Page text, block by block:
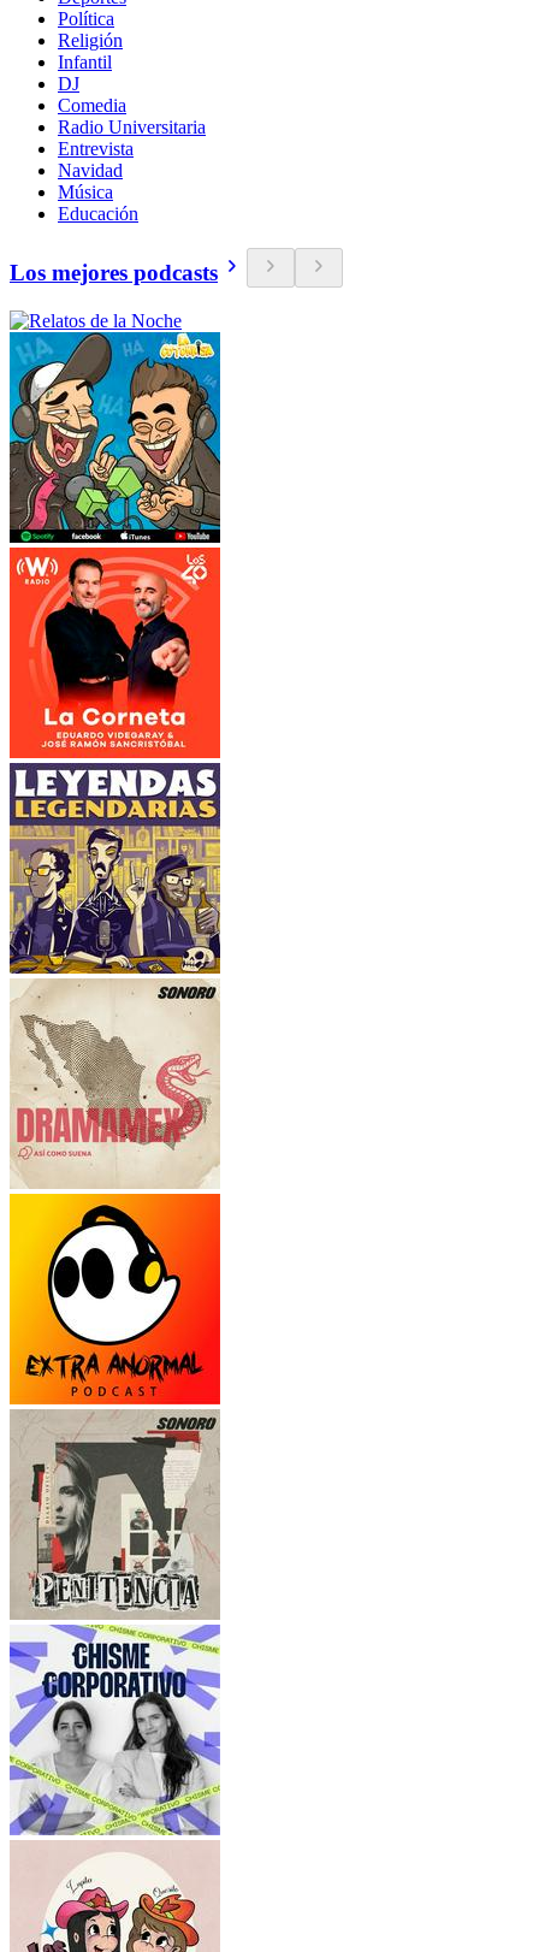
Política
Religión
Infantil
DJ
Comedia
Radio Universitaria
Entrevista
Navidad
Música
Educación
Los mejores podcasts